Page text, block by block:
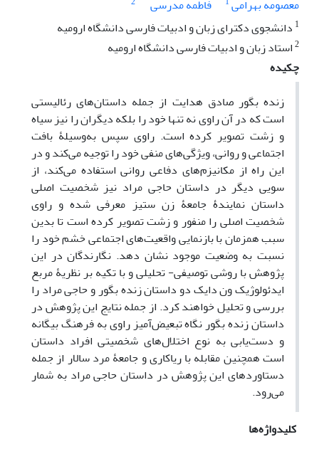
معصومه بهرامی
فاطمه مدرسی
1 دانشجوی دکترای زبان و ادبیات فارسی دانشگاه ارومیه
2استاد زبان و ادبیات فارسی دانشگاه ارومیه
چکیده
زنده بگور صادق هدایت از جمله داستان‌های رئالیستی
است که در آن راوی نه تنها خود را بلکه دیگران را نیز سیاه
و زشت تصویر کرده است. راوی سپس به‌وسیلۀ بافت
اجتماعی و روانی، ویژگی‌های منفی خود را توجیه می‌کند و در
این راه از مکانیزم‌های دفاعی روانی استفاده می‌کند، از
سویی دیگر در داستان حاجی مراد نیز شخصیت اصلی
داستان نمایندۀ جامعۀ زن ستیز معرفی شده و راوی
شخصیت اصلی را منفور و زشت تصویر کرده است تا بدین
سبب همزمان با بازنمایی واقعیت‌های اجتماعی خشم خود را
نسبت به وضعیت موجود نشان دهد. نگارندگان در این
پژوهش با روشی توصیفی- تحلیلی و با تکیه بر نظریۀ مربع
ایدئولوژیک ون دایک دو داستان زنده بگور و حاجی مراد را
بررسی و تحلیل خواهند کرد. از جمله نتایج این پژوهش در
داستان زنده بگور نگاه تبعیض‌آمیز راوی به فرهنگ بیگانه
و دست‌یابی به نوع اختلال‌های شخصیتی افراد داستان
است همچنین مقابله با ریاکاری و جامعۀ مرد سالار از جمله
دستاوردهای این پژوهش در داستان حاجی مراد به شمار
می‌رود.
کلیدواژه‌ها